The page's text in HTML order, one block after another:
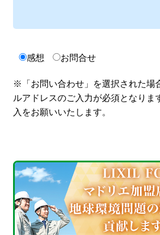
感想 お問合せ
※「お問い合わせ」を選択された場
ルアドレスのご入力が必須となりま
入をお願いいたします。